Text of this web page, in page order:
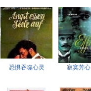
恐惧吞噬心灵 寂寞芳心